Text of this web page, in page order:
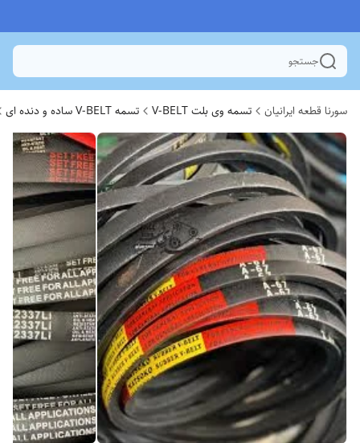
جستجو
سورنا قطعه ایرانیان تسمه وی بلت V-BELT تسمه V-BELT ساده و دنده ای